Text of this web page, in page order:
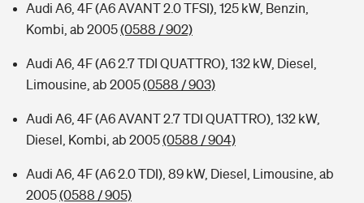
Audi A6, 4F (A6 AVANT 2.0 TFSI), 125 kW, Benzin,
Kombi, ab 2005(0588 / 902)
Audi A6, 4F (A6 2.7 TDI QUATTRO), 132 kW, Diesel,
Limousine, ab 2005(0588 / 903)
Audi A6, 4F (A6 AVANT 2.7 TDI QUATTRO), 132 kW,
Diesel, Kombi, ab 2005(0588 / 904)
Audi A6, 4F (A6 2.0 TDI), 89 kW, Diesel, Limousine, ab
2005(0588 / 905)